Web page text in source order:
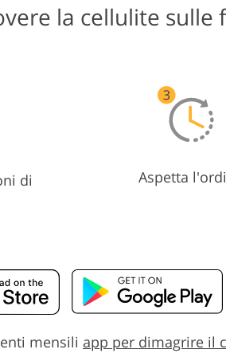
la cellulite sulle
di
Aspetta
mensili app per dimagrire il